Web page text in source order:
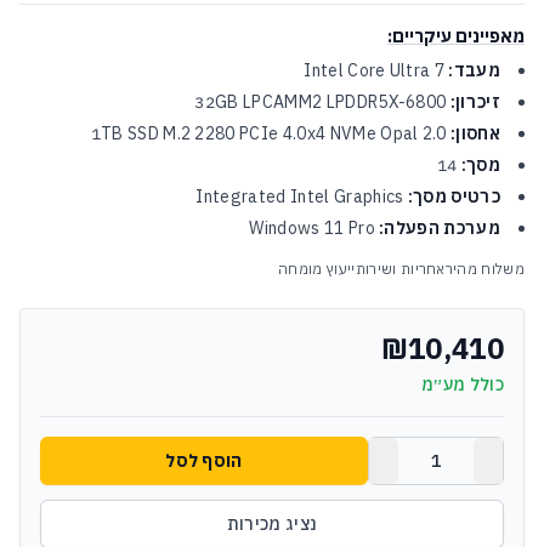
מאפיינים עיקריים:
מעבד:
זיכרון:
אחסון:
מסך:
כרטיס מסך:
מערכת הפעלה:
משלוח מהיראחריות ושירות ייעוץ מומחה
₪10,410
כולל מע״מ
הוסף לסל
נציג מכירות